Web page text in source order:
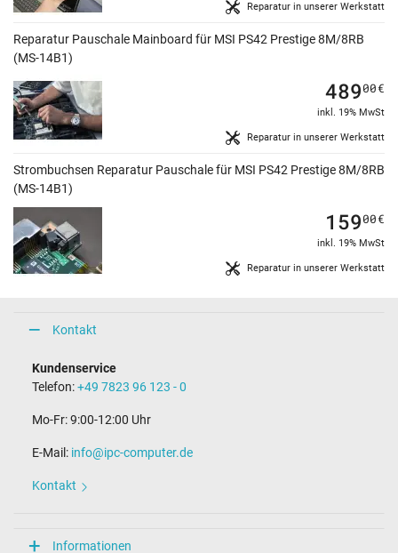
Reparatur in unserer Werkstatt
Reparatur Pauschale Mainboard für MSI PS42 Prestige 8M/8RB
(MS-14B1)
Reparatur in unserer Werkstatt
48900€
inkl. 19% MwSt
Strombuchsen Reparatur Pauschale für MSI PS42 Prestige 8M/8RB
(MS-14B1)
Reparatur in unserer Werkstatt
15900€
inkl. 19% MwSt
Kontakt
Kundenservice
Telefon:+49 7823 96 123 - 0
Mo-Fr: 9:00-12:00 Uhr
E-Mail: info@ipc-computer.de
Kontakt
Informationen